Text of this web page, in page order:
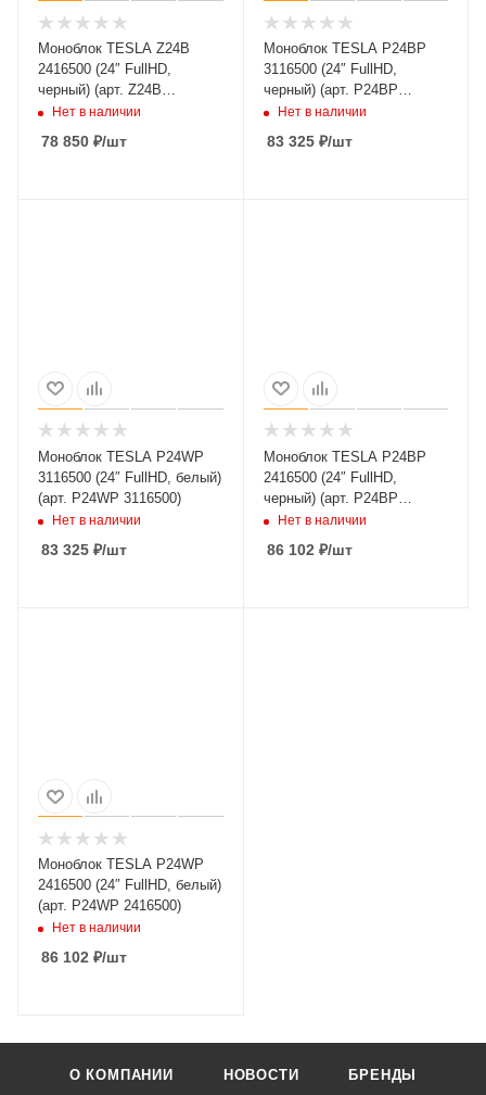
Моноблок TESLA Z24B
2416500 (24″ FullHD,
черный) (арт. Z24B
2416500)
Нет в наличии
78 850 ₽/шт
Моноблок TESLA P24BP
3116500 (24″ FullHD,
черный) (арт. P24BP
3116500)
Нет в наличии
83 325₽/шт
Моноблок TESLA P24WP
3116500 (24″ FullHD, белый)
(арт. P24WP 3116500)
Нет в наличии
83 325 ₽/шт
Моноблок TESLA P24BP
2416500 (24″ FullHD,
черный) (арт. P24BP
2416500)
Нет в наличии
86 102 ₽/шт
Моноблок TESLA P24WP
2416500 (24″ FullHD, белый)
(арт. P24WP 2416500)
Нет в наличии
86 102 ₽/шт
О КОМПАНИИ НОВОСТИ БРЕНДЫ